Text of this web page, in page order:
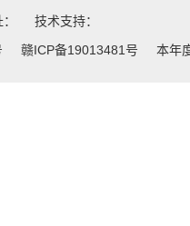
技术支持：
赣ICP备19013481号 本年